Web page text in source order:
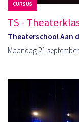
CURSUS
TS -
Theaterschool Aan
Maandag 21 september